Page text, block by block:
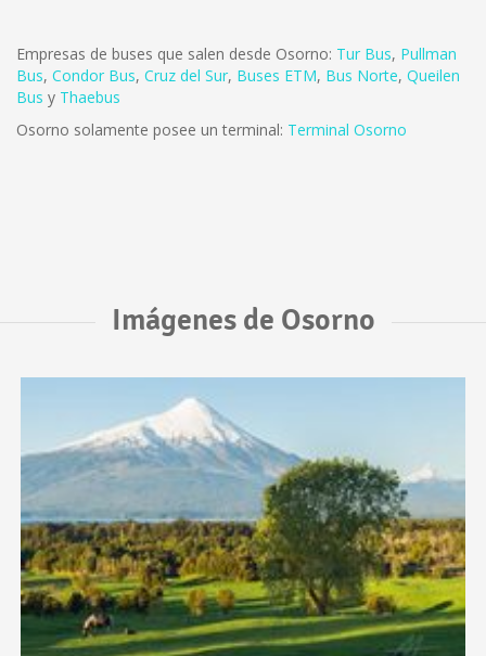
Empresas de buses que salen desde Osorno: Tur Bus, Pullman
Bus, Condor Bus, Cruz del Sur, Buses ETM, Bus Norte, Queilen
Bus y Thaebus
Osorno solamente posee un terminal: Terminal Osorno
Imágenes de Osorno